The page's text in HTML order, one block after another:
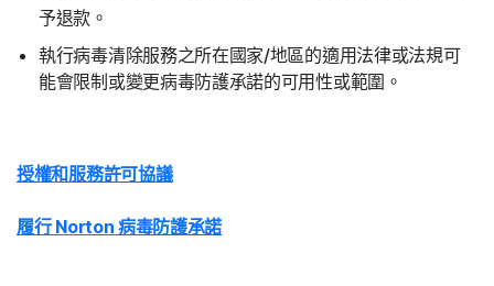
予退款。
執行病毒清除服務之所在國家/地區的適用法律或法規可
能會限制或變更病毒防護承諾的可用性或範圍。
授權和服務許可協議
履行 Norton 病毒防護承諾